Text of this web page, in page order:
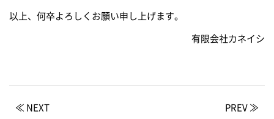
以上、何卒よろしくお願い申し上げます。
有限会社カネイシ
≪ NEXT PREV ≫